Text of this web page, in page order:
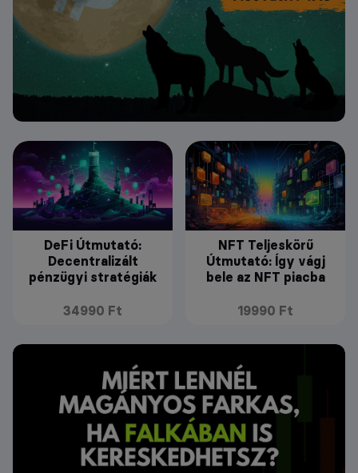
DeFi Útmutató:
Decentralizált
pénzügyi stratégiák
34990 Ft
NFT Teljeskörű
Útmutató: Így vágj
bele az NFT piacba
19990 Ft